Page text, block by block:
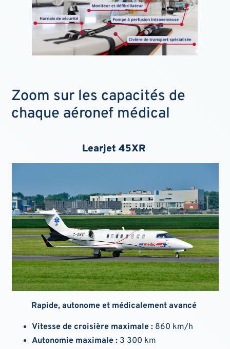
Zoom sur les capacités de
chaque aéronef médical
Learjet 45XR
Rapide, autonome et médicalement avancé
Vitesse de croisière maximale : 860 km/h
Autonomie maximale : 3 300 km